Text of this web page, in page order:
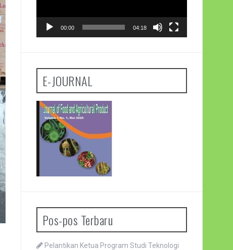
00:00 04:18
E-JOURNAL
Pos-pos Terbaru
Pelantikan Ketua Program Studi Teknologi